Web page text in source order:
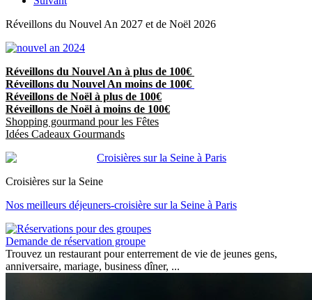
Réveillons du Nouvel An 2027 et de Noël 2026
Réveillons du Nouvel An à plus de 100€
Réveillons du Nouvel An moins de 100€
Réveillons de Noël à plus de 100€
Réveillons de Noël à moins de 100€
Shopping gourmand pour les Fêtes
Idées Cadeaux Gourmands
Croisières sur la Seine
Nos meilleurs déjeuners-croisière sur la Seine à Paris
Demande de réservation groupe
Trouvez un restaurant pour enterrement de vie de jeunes gens,
anniversaire, mariage, business dîner, ...